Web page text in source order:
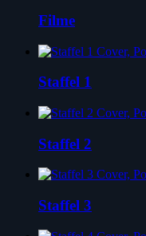
Filme
Staffel 1
Staffel 2
Staffel 3